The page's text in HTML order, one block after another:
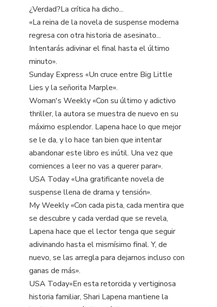
¿Verdad?La crítica ha dicho...
«La reina de la novela de suspense moderna
regresa con otra historia de asesinato...
Intentarás adivinar el final hasta el último
minuto».
Sunday Express «Un cruce entre Big Little
Lies y la señorita Marple».
Woman's Weekly «Con su último y adictivo
thriller, la autora se muestra de nuevo en su
máximo esplendor. Lapena hace lo que mejor
se le da, y lo hace tan bien que intentar
abandonar este libro es inútil. Una vez que
comiences a leer no vas a querer parar».
USA Today «Una gratificante novela de
suspense llena de drama y tensión».
My Weekly «Con cada pista, cada mentira que
se descubre y cada verdad que se revela,
Lapena hace que el lector tenga que seguir
adivinando hasta el mismísimo final. Y, de
nuevo, se las arregla para dejarnos incluso con
ganas de más».
USA Today«En esta retorcida y vertiginosa
historia familiar, Shari Lapena mantiene la